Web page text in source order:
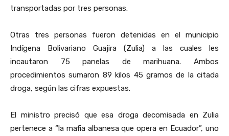
transportadas por tres personas.
Otras tres personas fueron detenidas en el municipio
Indígena Bolivariano Guajira (Zulia) a las cuales les
incautaron 75 panelas de marihuana. Ambos
procedimientos sumaron 89 kilos 45 gramos de la citada
droga, según las cifras expuestas.
El ministro precisó que esa droga decomisada en Zulia
pertenece a “la mafia albanesa que opera en Ecuador”, uno